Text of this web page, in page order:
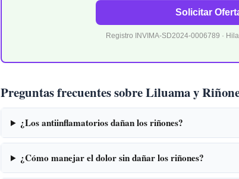
Solicitar
Registro INVIMA-SD2024-0006789 ·
Preguntas frecuentes sobre Liluama y
¿Los antiinflamatorios dañan los riñones?
¿Cómo manejar el dolor sin dañar los riñones?